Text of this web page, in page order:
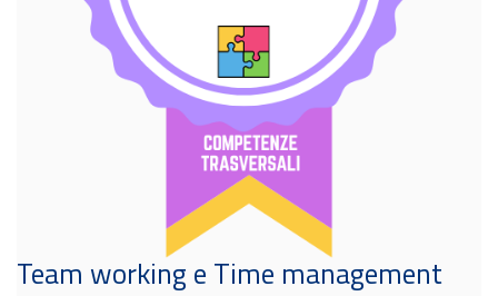
Team working e Time management